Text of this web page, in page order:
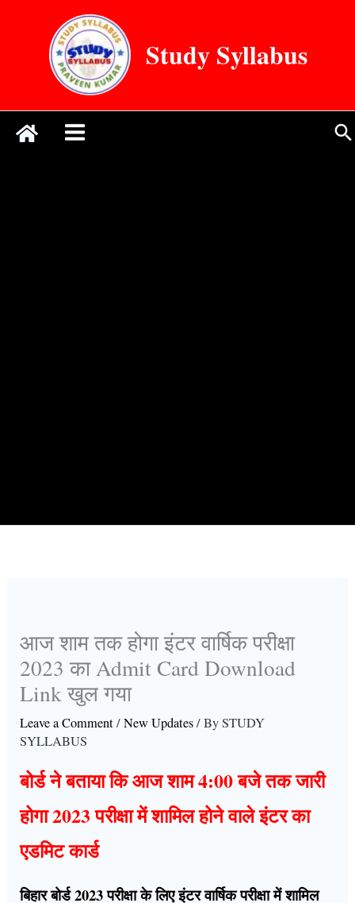
Study Syllabus
आज शाम तक होगा इंटर वार्षिक परीक्षा
2023 का Admit Card Download
Link खुल गया
Leave a Comment/New Updates/ BySTUDY
SYLLABUS
बोर्ड ने बताया कि आज शाम 4:00 बजे तक जारी
होगा 2023 परीक्षा में शामिल होने वाले इंटर का
एडमिट कार्ड
बिहार बोर्ड 2023 परीक्षा के लिए इंटर वार्षिक परीक्षा में शामिल